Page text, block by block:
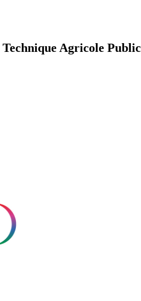
Agricole Public